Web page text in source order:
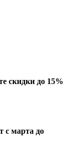
скидки до 15%
с марта до